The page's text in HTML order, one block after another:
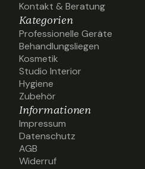
Kontakt & Beratung
Kontakt & Beratung
Kategorien
Professionelle Geräte
Professionelle Geräte
Behandlungsliegen
Behandlungsliegen
Kosmetik
Kosmetik
Studio Interior
Studio Interior
Hygiene
Hygiene
Zubehör
Zubehör
Informationen
Impressum
Impressum
Datenschutz
Datenschutz
AGB
AGB
Widerruf